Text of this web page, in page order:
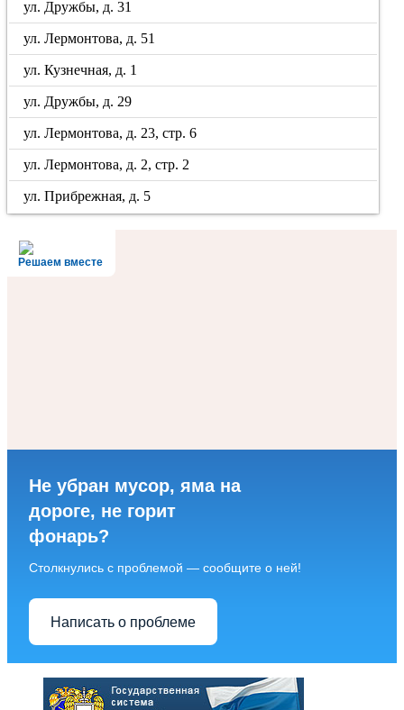
ул. Дружбы, д. 31
ул. Лермонтова, д. 51
ул. Кузнечная, д. 1
ул. Дружбы, д. 29
ул. Лермонтова, д. 23, стр. 6
ул. Лермонтова, д. 2, стр. 2
ул. Прибрежная, д. 5
Решаем вместе
Не убран мусор, яма на
дороге, не горит
фонарь?
Столкнулись с проблемой — сообщите о ней!
Написать о проблеме